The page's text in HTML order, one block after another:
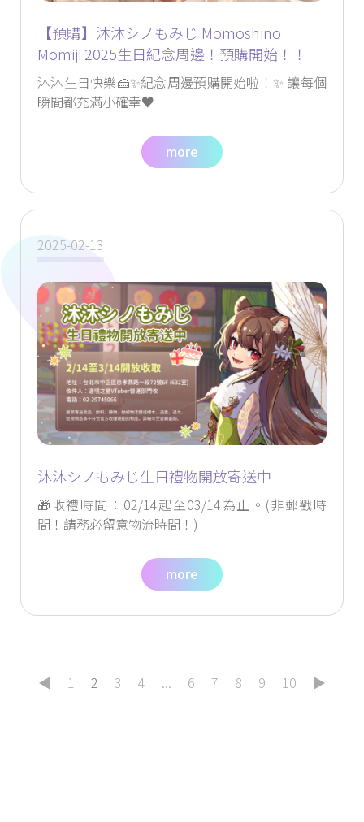
【預購】沐沐シノもみじ Momoshino
Momiji 2025生日紀念周邊！預購開始！！
沐沐生日快樂🍰✨紀念周邊預購開始啦！✨ 讓每個
瞬間都充滿小確幸♥️
more
2025-02-13
沐沐シノもみじ生日禮物開放寄送中
🎁收禮時間：02/14起至03/14為止。(非郵戳時
間！請務必留意物流時間！)
more
◀ 1 2 3 4 ... 6 7 8 9 10 ▶